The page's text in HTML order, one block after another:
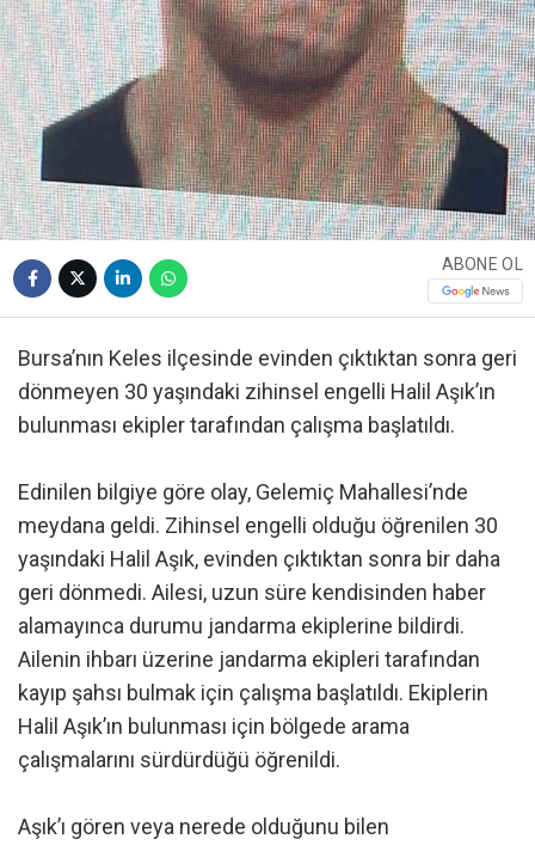
ABONE OL
Bursa’nın Keles ilçesinde evinden çıktıktan sonra geri
dönmeyen 30 yaşındaki zihinsel engelli Halil Aşık’ın
bulunması ekipler tarafından çalışma başlatıldı.
Edinilen bilgiye göre olay, Gelemiç Mahallesi’nde
meydana geldi. Zihinsel engelli olduğu öğrenilen 30
yaşındaki Halil Aşık, evinden çıktıktan sonra bir daha
geri dönmedi. Ailesi, uzun süre kendisinden haber
alamayınca durumu jandarma ekiplerine bildirdi.
Ailenin ihbarı üzerine jandarma ekipleri tarafından
kayıp şahsı bulmak için çalışma başlatıldı. Ekiplerin
Halil Aşık’ın bulunması için bölgede arama
çalışmalarını sürdürdüğü öğrenildi.
Aşık’ı gören veya nerede olduğunu bilen